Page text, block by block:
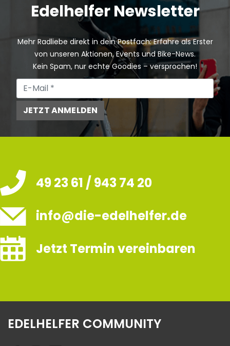
Edelhelfer Newsletter
Mehr Radliebe direkt in dein Postfach: Erfahre als Erster
von unseren Aktionen, Events und Bike-News.
Kein Spam, nur echte Goodies – versprochen!
JETZT ANMELDEN
49 23 61 / 943 74 20
info@die-edelhelfer.de
Jetzt Termin vereinbaren
EDELHELFER COMMUNITY